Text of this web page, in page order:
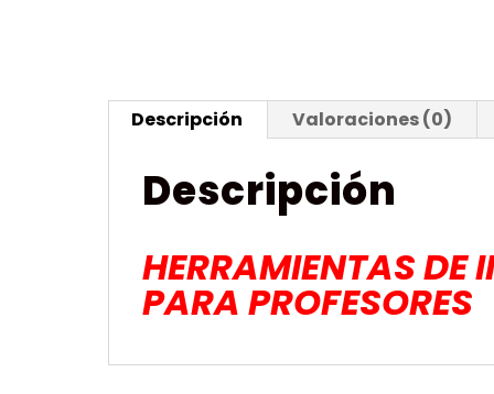
Descripción Valoraciones (0)
Descripción
HERRAMIENTAS DE
PARA PROFESORES